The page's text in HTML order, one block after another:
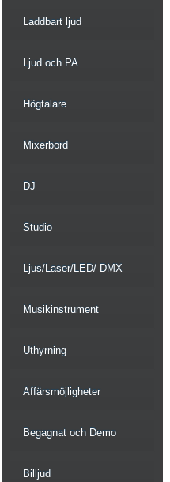
Laddbart ljud
Ljud och PA
Högtalare
Mixerbord
DJ
Studio
Ljus/Laser/LED/ DMX
Musikinstrument
Uthyrning
Affärsmöjligheter
Begagnat och Demo
Billjud